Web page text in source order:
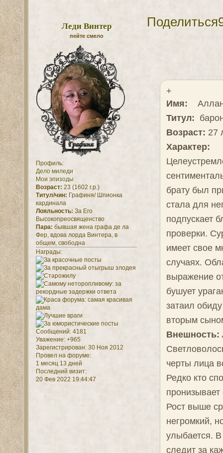
Поделиться
Леди Винтер
пейте смело
Профиль:
Дело миледи
Мои эпизоды
Возраст: 23 (1602 г.р.)
Титул/чин: Графиня/ Шпионка
кардинала
Лояльность: За Его
Высокопреосвященство
Пара: бывшая жена графа де ла
Фер, вдова лорда Винтера, в
общем, свободна
Награды:
Сообщений:4181
Уважение: +965
Зарегистрирован: 30 Ноя 2012
Провел на форуме:
1 месяц 13 дней
Последний визит:
20 Фев 2022 19:44:47
+
Имя:
Титул:
Возраст: 27
Характер:
брату был
стала для
подпускает
проверки.
имеет свое
случаях.
выражение
бушует
затаил
вторым
Внешность:
черты лица
Редко кто
Рост выше
негромкий,
улыбается. В
следит за